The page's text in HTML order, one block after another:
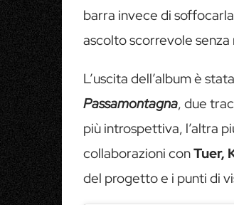
barra invece di
ascolto scorrevole
L’uscita dell’album è
Passamontagna, due
più introspettiva, l’altra
collaborazioni conTuer,
del progetto e i punti di